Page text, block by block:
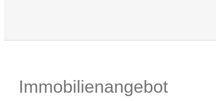
Immobilien­angebot